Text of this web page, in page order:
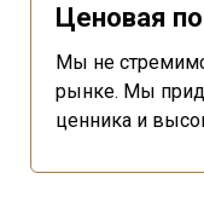
Ценовая
Мы не
рынке. Мы
ценника и